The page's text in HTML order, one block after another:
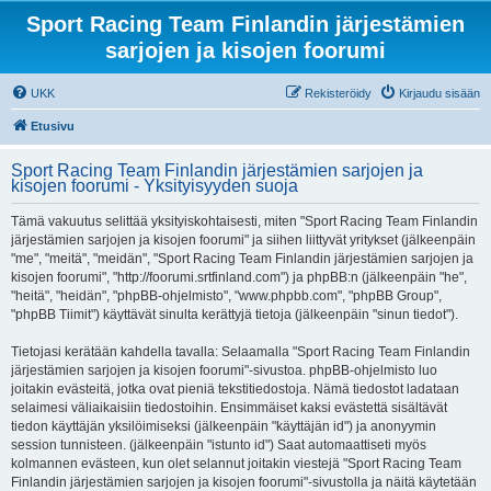
Sport Racing Team Finlandin järjestämien
sarjojen ja kisojen foorumi
UKK Kirjaudu sisään
Rekisteröidy
Etusivu
Sport Racing Team Finlandin järjestämien sarjojen ja
kisojen foorumi - Yksityisyyden suoja
Tämä vakuutus selittää yksityiskohtaisesti, miten "Sport Racing Team Finlandin
järjestämien sarjojen ja kisojen foorumi" ja siihen liittyvät yritykset (jälkeenpäin
"me", "meitä", "meidän", "Sport Racing Team Finlandin järjestämien sarjojen ja
kisojen foorumi", "http://foorumi.srtfinland.com") ja phpBB:n (jälkeenpäin "he",
"heitä", "heidän", "phpBB-ohjelmisto", "www.phpbb.com", "phpBB Group",
"phpBB Tiimit") käyttävät sinulta kerättyjä tietoja (jälkeenpäin "sinun tiedot").
Tietojasi kerätään kahdella tavalla: Selaamalla "Sport Racing Team Finlandin
järjestämien sarjojen ja kisojen foorumi"-sivustoa. phpBB-ohjelmisto luo
joitakin evästeitä, jotka ovat pieniä tekstitiedostoja. Nämä tiedostot ladataan
selaimesi väliaikaisiin tiedostoihin. Ensimmäiset kaksi evästettä sisältävät
tiedon käyttäjän yksilöimiseksi (jälkeenpäin "käyttäjän id") ja anonyymin
session tunnisteen. (jälkeenpäin "istunto id") Saat automaattiseti myös
kolmannen evästeen, kun olet selannut joitakin viestejä "Sport Racing Team
Finlandin järjestämien sarjojen ja kisojen foorumi"-sivustolla ja näitä käytetään